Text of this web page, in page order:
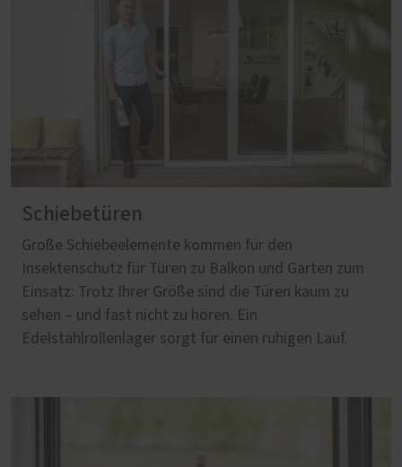
Schiebetüren
Große Schiebeelemente kommen für den
Insektenschutz für Türen zu Balkon und Garten zum
Einsatz: Trotz Ihrer Größe sind die Türen kaum zu
sehen – und fast nicht zu hören. Ein
Edelstahlrollenlager sorgt für einen ruhigen Lauf.